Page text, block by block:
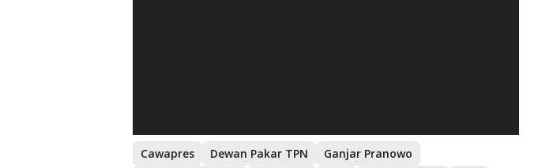
Cawapres Dewan Pakar TPN
Ganjar Pranowo